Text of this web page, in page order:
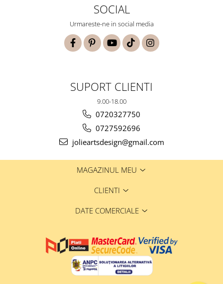
SOCIAL
Urmareste-ne in social media
SUPORT CLIENTI
9.00-18.00
0720327750
0727592696
jolieartsdesign@gmail.com
MAGAZINUL MEU
CLIENTI
DATE COMERCIALE